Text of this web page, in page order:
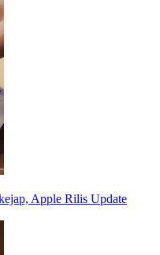
Apple Rilis Update